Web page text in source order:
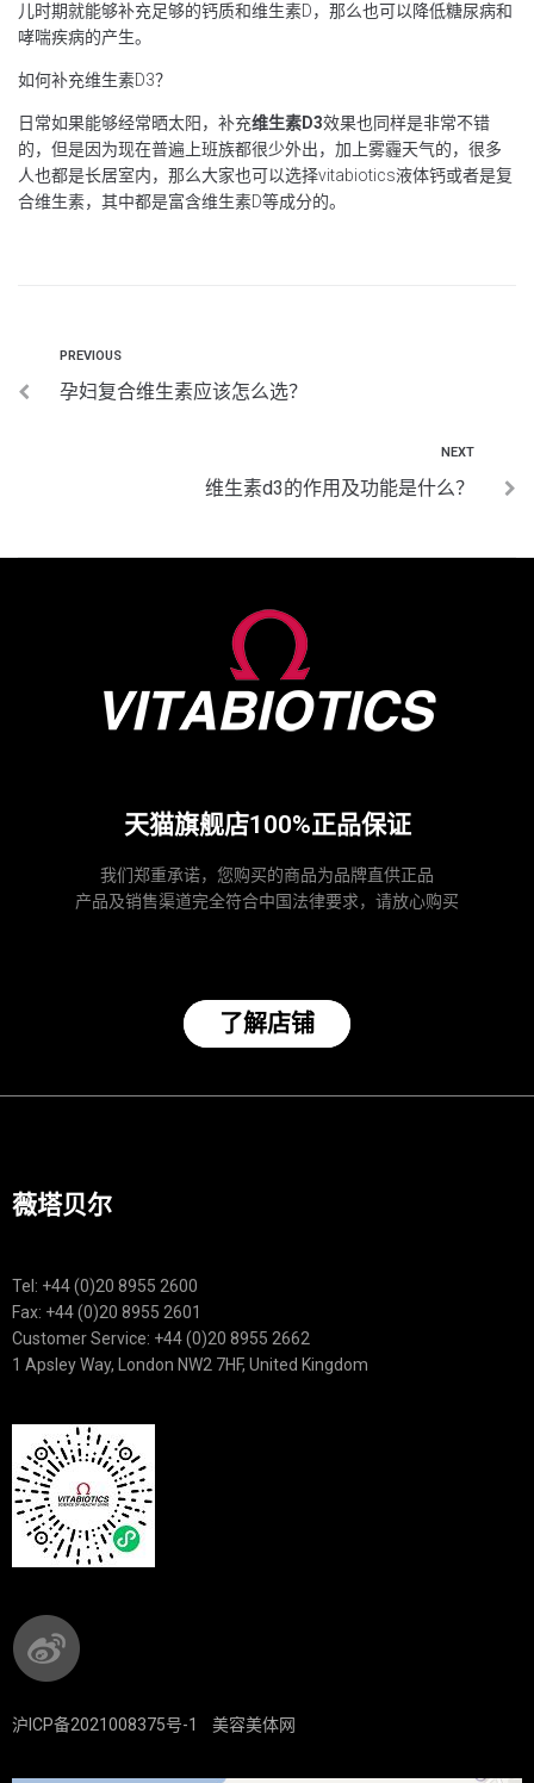
儿时期就能够补充足够的钙质和维生素D，那么也可以降低糖尿病和
哮喘疾病的产生。
如何补充维生素D3？
日常如果能够经常晒太阳，补充维生素D3效果也同样是非常不错
的，但是因为现在普遍上班族都很少外出，加上雾霾天气的，很多
人也都是长居室内，那么大家也可以选择vitabiotics液体钙或者是复
合维生素，其中都是富含维生素D等成分的。
PREVIOUS
孕妇复合维生素应该怎么选？
NEXT
维生素d3的作用及功能是什么？
天猫旗舰店100%正品保证
我们郑重承诺，您购买的商品为品牌直供正品
产品及销售渠道完全符合中国法律要求，请放心购买
了解店铺
薇塔贝尔
Tel: +44 (0)20 8955 2600
Fax: +44 (0)20 8955 2601
Customer Service: +44 (0)20 8955 2662
1 Apsley Way, London NW2 7HF, United Kingdom
沪ICP备2021008375号-1 美容美体网